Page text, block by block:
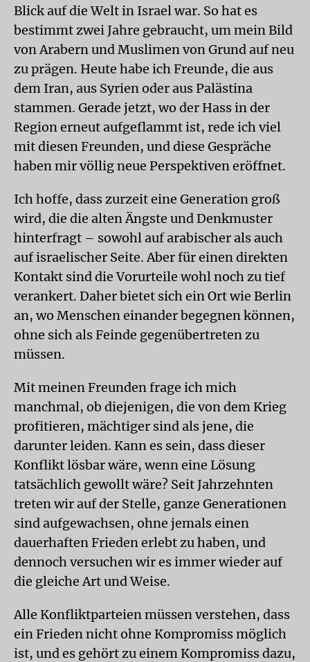
Blick auf die Welt in Israel war. So hat es
bestimmt zwei Jahre gebraucht, um mein Bild
von Arabern und Muslimen von Grund auf neu
zu prägen. Heute habe ich Freunde, die aus
dem Iran, aus Syrien oder aus Palästina
stammen. Gerade jetzt, wo der Hass in der
Region erneut aufgeflammt ist, rede ich viel
mit diesen Freunden, und diese Gespräche
haben mir völlig neue Perspektiven eröffnet.
Ich hoffe, dass zurzeit eine Generation groß
wird, die die alten Ängste und Denkmuster
hinterfragt – sowohl auf arabischer als auch
auf israelischer Seite. Aber für einen direkten
Kontakt sind die Vorurteile wohl noch zu tief
verankert. Daher bietet sich ein Ort wie Berlin
an, wo Menschen einander begegnen können,
ohne sich als Feinde gegenübertreten zu
müssen.
Mit meinen Freunden frage ich mich
manchmal, ob diejenigen, die von dem Krieg
profitieren, mächtiger sind als jene, die
darunter leiden. Kann es sein, dass dieser
Konflikt lösbar wäre, wenn eine Lösung
tatsächlich gewollt wäre? Seit Jahrzehnten
treten wir auf der Stelle, ganze Generationen
sind aufgewachsen, ohne jemals einen
dauerhaften Frieden erlebt zu haben, und
dennoch versuchen wir es immer wieder auf
die gleiche Art und Weise.
Alle Konfliktparteien müssen verstehen, dass
ein Frieden nicht ohne Kompromiss möglich
ist, und es gehört zu einem Kompromiss dazu,